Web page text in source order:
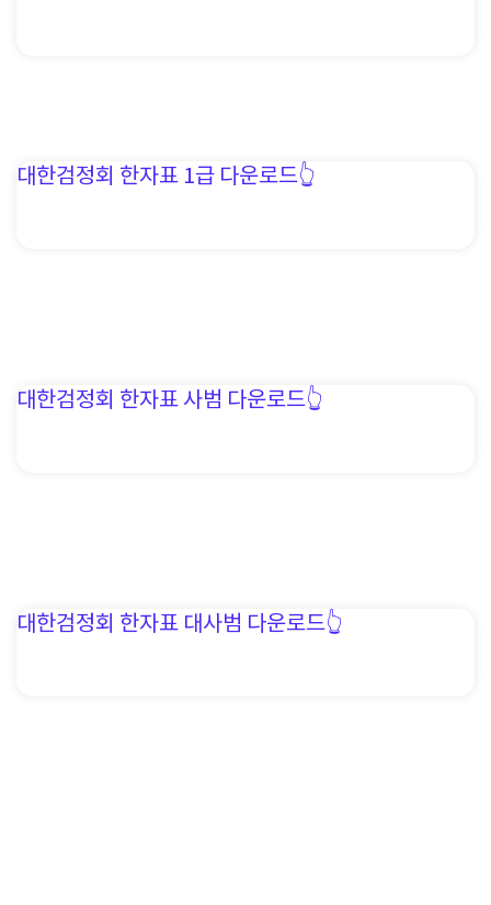
대한검정회 한자표 1급 다운로드👆️
대한검정회 한자표 사범 다운로드👆️
대한검정회 한자표 대사범 다운로드👆️